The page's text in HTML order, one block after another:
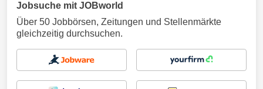
Jobsuche mit JOBworld
Über 50 Jobbörsen, Zeitungen und Stellenmärkte
gleichzeitig durchsuchen.